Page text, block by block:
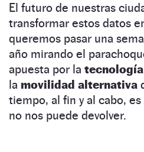
El futuro de nuestras
transformar estos datos
queremos pasar una
año mirando el
apuesta por la tecnología
la movilidad alternativa
tiempo, al fin y al cabo,
no nos puede devolver.